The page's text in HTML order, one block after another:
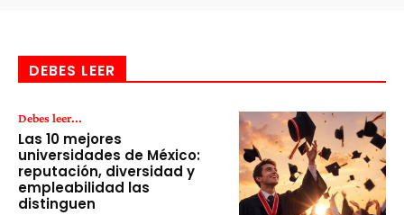
DEBES LEER
Debes leer...
Las 10 mejores
universidades de México:
reputación, diversidad y
empleabilidad las
distinguen